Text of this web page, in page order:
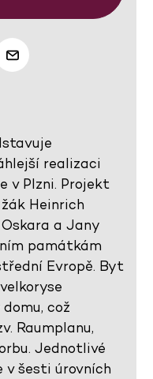
realizaci
v Plzni. Projekt
Heinrich
a Jany
památkám
Evropě. Byt
což
Raumplanu,
Jednotlivé
v šesti úrovních